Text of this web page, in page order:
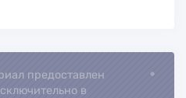
предоставлен
в